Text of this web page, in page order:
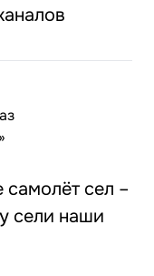
самолёт сел –
сели наши